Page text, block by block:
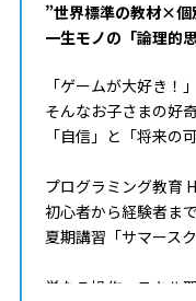
”世界標準の教材×個
一生モノの「論理的
「ゲームが大好き！
そんなお子さまの好奇
「自信」と「将来の
プログラミング教育
初心者から経験者ま
夏期講習「サマース
単なる操作・スキル